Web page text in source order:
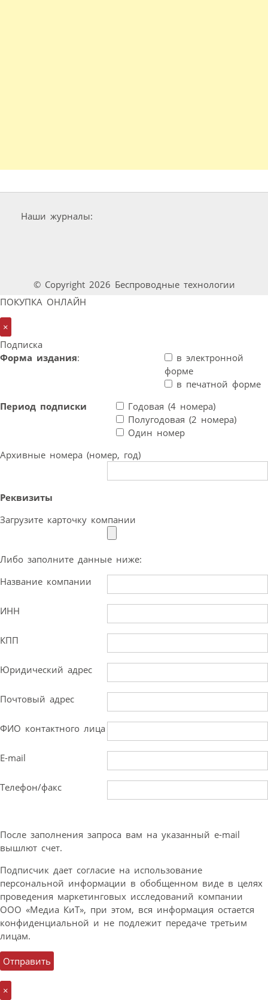
Наши журналы:
© Copyright 2026 Беспроводные технологии
ПОКУПКА ОНЛАЙН
×
Подписка
Форма издания:
в электронной
форме
в печатной форме
Период подписки
Годовая (4 номера)
Полугодовая (2 номера)
Один номер
Архивные номера (номер, год)
Реквизиты
Загрузите карточку компании
Либо заполните данные ниже:
Название компании
ИНН
КПП
Юридический адрес
Почтовый адрес
ФИО контактного лица
E-mail
Телефон/факс
После заполнения запроса вам на указанный e-mail
вышлют счет.
Подписчик дает согласие на использование
персональной информации в обобщенном виде в целях
проведения маркетинговых исследований компании
ООО «Медиа КиТ», при этом, вся информация остается
конфиденциальной и не подлежит передаче третьим
лицам.
×